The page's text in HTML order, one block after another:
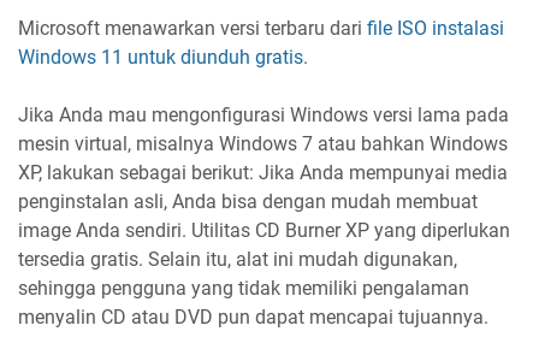
Microsoft menawarkan versi terbaru dari file ISO instalasi
Windows 11 untuk diunduh gratis.
Jika Anda mau mengonfigurasi Windows versi lama pada
mesin virtual, misalnya Windows 7 atau bahkan Windows
XP, lakukan sebagai berikut: Jika Anda mempunyai media
penginstalan asli, Anda bisa dengan mudah membuat
image Anda sendiri. Utilitas CD Burner XP yang diperlukan
tersedia gratis. Selain itu, alat ini mudah digunakan,
sehingga pengguna yang tidak memiliki pengalaman
menyalin CD atau DVD pun dapat mencapai tujuannya.